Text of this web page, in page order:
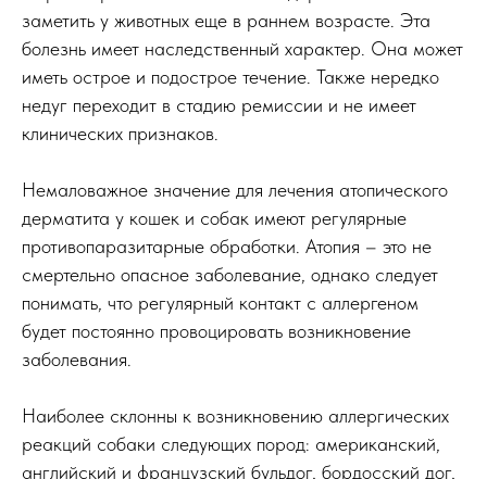
заметить у животных еще в раннем возрасте. Эта
болезнь имеет наследственный характер. Она может
иметь острое и подострое течение. Также нередко
недуг переходит в стадию ремиссии и не имеет
клинических признаков.
Немаловажное значение для лечения атопического
дерматита у кошек и собак имеют регулярные
противопаразитарные обработки. Атопия – это не
смертельно опасное заболевание, однако следует
понимать, что регулярный контакт с аллергеном
будет постоянно провоцировать возникновение
заболевания.
Наиболее склонны к возникновению аллергических
реакций собаки следующих пород: американский,
английский и французский бульдог, бордосский дог,